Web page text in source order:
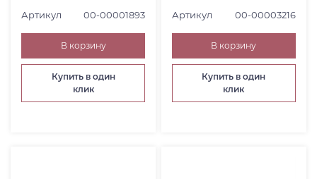
Артикул 00-00001893
В корзину
Купить в один
клик
Артикул 00-00003216
В корзину
Купить в один
клик